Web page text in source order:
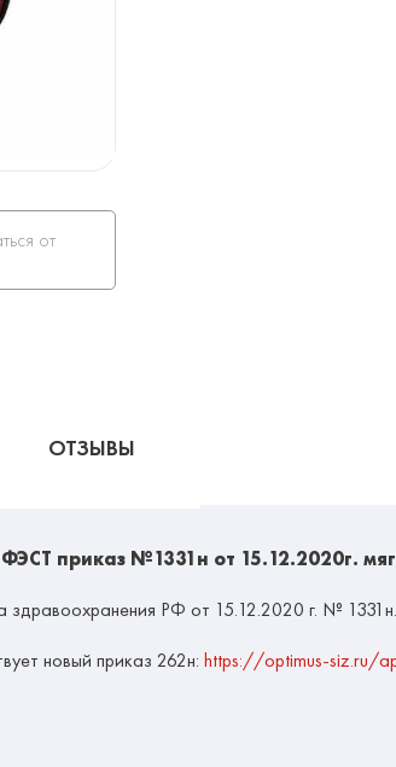
от
ОТЗЫВЫ
приказ №1331н от 15.12.2020г.
здравоохранения РФ от 15.12.2020 г. №
новый приказ 262н: https://optimus-siz.ru/